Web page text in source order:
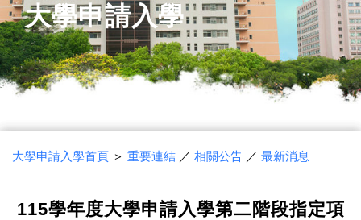
大學申請入學
大學申請入學首頁＞ 重要連結／ 相關公告／ 最新消息
115學年度大學申請入學第二階段指定項